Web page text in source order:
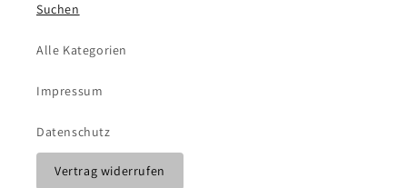
Suchen
Alle Kategorien
Impressum
Datenschutz
Vertrag widerrufen